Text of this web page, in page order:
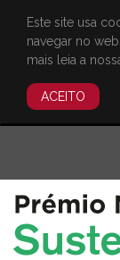
Este site usa
navegar no
mais leia a
ACEITO